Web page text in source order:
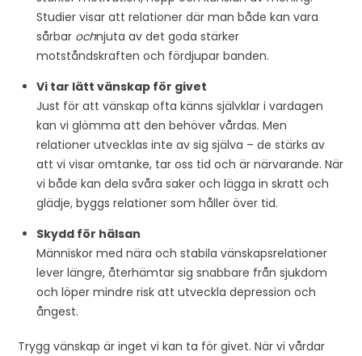
Studier visar att relationer där man både kan vara
sårbar ochnjuta av det goda stärker
motståndskraften och fördjupar banden.
Vi tar lätt vänskap för givet
Just för att vänskap ofta känns självklar i vardagen
kan vi glömma att den behöver vårdas. Men
relationer utvecklas inte av sig själva – de stärks av
att vi visar omtanke, tar oss tid och är närvarande. När
vi både kan dela svåra saker och lägga in skratt och
glädje, byggs relationer som håller över tid.
Skydd för hälsan
Människor med nära och stabila vänskapsrelationer
lever längre, återhämtar sig snabbare från sjukdom
och löper mindre risk att utveckla depression och
ångest.
Trygg vänskap är inget vi kan ta för givet. När vi vårdar